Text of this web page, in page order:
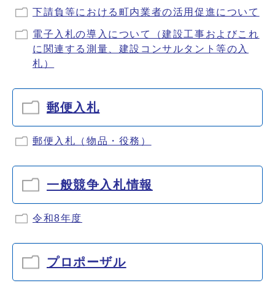
下請負等における町内業者の活用促進について
電子入札の導入について（建設工事およびこれ
に関連する測量、建設コンサルタント等の入
札）
郵便入札
郵便入札（物品・役務）
一般競争入札情報
令和8年度
プロポーザル